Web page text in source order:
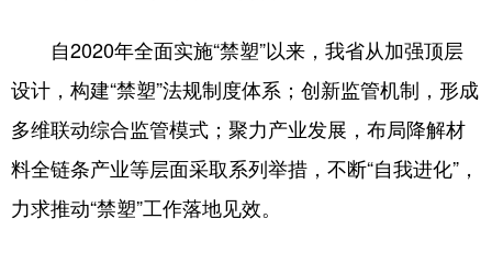
自2020年全面实施“禁塑”以来，我省从加强顶层
设计，构建“禁塑”法规制度体系；创新监管机制，形成
多维联动综合监管模式；聚力产业发展，布局降解材
料全链条产业等层面采取系列举措，不断“自我进化”，
力求推动“禁塑”工作落地见效。